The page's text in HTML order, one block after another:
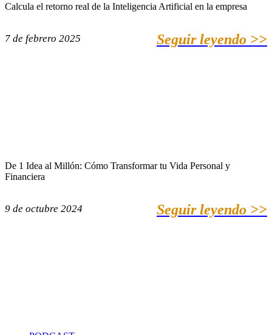
Calcula el retorno real de la Inteligencia Artificial en la empresa
7 de febrero 2025 Seguir leyendo >>
De 1 Idea al Millón: Cómo Transformar tu Vida Personal y
Financiera
9 de octubre 2024 Seguir leyendo >>